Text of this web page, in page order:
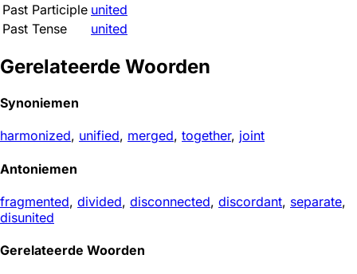
Past Participle united
Past Tense
united
Gerelateerde Woorden
Synoniemen
harmonized, unified, merged, together, joint
Antoniemen
fragmented, divided, disconnected, discordant, separate,
disunited
Gerelateerde Woorden